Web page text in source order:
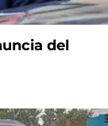
del